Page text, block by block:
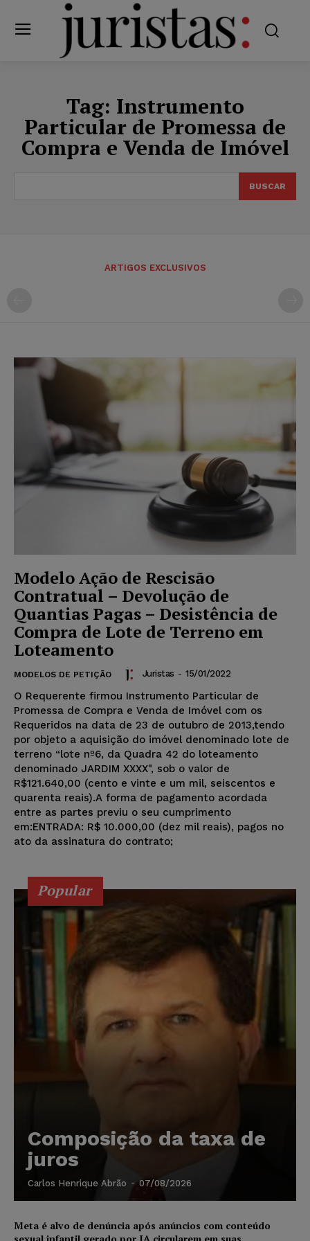
Tag: Instrumento
Particular de Promessa de
Compra e Venda de Imóvel
BUSCAR
ARTIGOS EXCLUSIVOS
Modelo Ação de Rescisão
Contratual – Devolução de
Quantias Pagas – Desistência de
Compra de Lote de Terreno em
Loteamento
MODELOS DE PETIÇÃO Juristas - 15/01/2022
O Requerente firmou Instrumento Particular de
Promessa de Compra e Venda de Imóvel com os
Requeridos na data de 23 de outubro de 2013,tendo
por objeto a aquisição do imóvel denominado lote de
terreno “lote nº6, da Quadra 42 do loteamento
denominado JARDIM XXXX", sob o valor de
R$121.640,00 (cento e vinte e um mil, seiscentos e
quarenta reais).A forma de pagamento acordada
entre as partes previu o seu cumprimento
em:ENTRADA: R$ 10.000,00 (dez mil reais), pagos no
ato da assinatura do contrato;
Popular
Composição da taxa de
juros
Carlos Henrique Abrão - 07/08/2026
Meta é alvo de denúncia após anúncios com conteúdo